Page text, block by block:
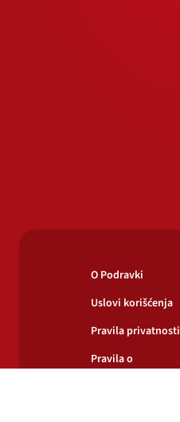
O Podravki
Uslovi korišćenja
Pravila privatnosti
Pravila o